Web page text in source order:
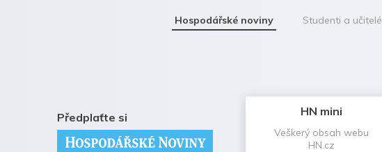
Hospodářské noviny Studenti a učitelé
Předplaťte si HN mini
Veškerý obsah webu
HN.cz